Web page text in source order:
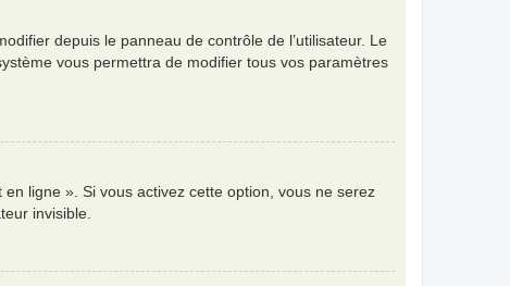
depuis le panneau de contrôle de l’utilisateur. Le
vous permettra de modifier tous vos paramètres
ligne ». Si vous activez cette option, vous ne serez
invisible.